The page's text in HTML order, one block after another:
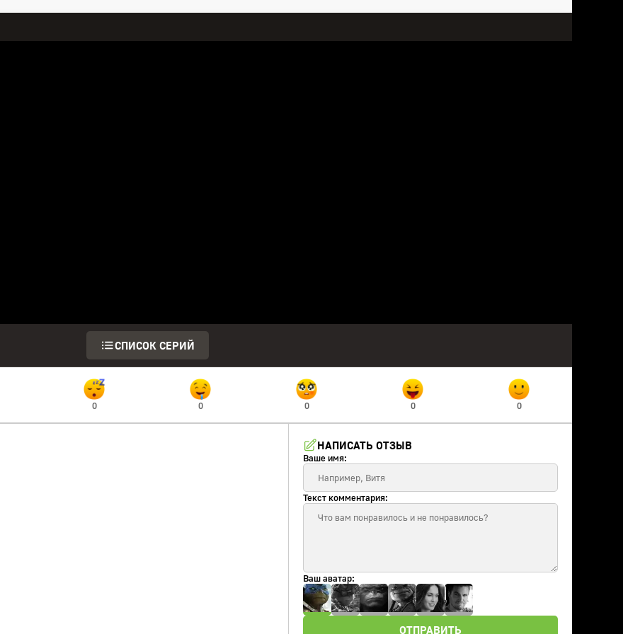
СПИСОК СЕРИЙ
0 0 0 0 0
НАПИСАТЬ ОТЗЫВ
Ваше имя:
Текст комментария:
Ваш аватар:
ОТПРАВИТЬ